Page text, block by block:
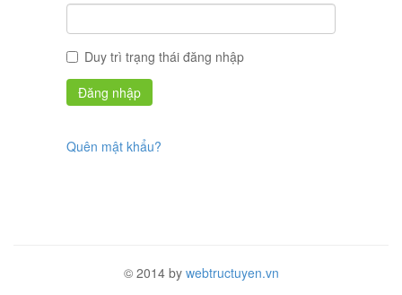
Duy trì trạng thái đăng nhập
Quên mật khẩu?
© 2014 by webtructuyen.vn